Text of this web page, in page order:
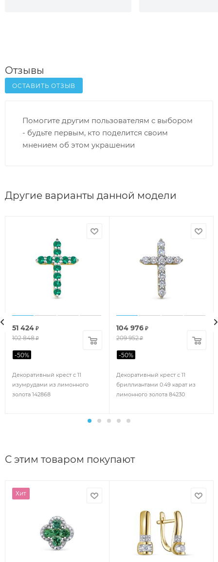
Отзывы
ОСТАВИТЬ ОТЗЫВ
Помогите другим пользователям с выбором
- будьте первым, кто поделится своим
мнением об этом украшении
Другие варианты данной модели
Декоративный крест с 11
изумрудами из лимонного
золота 142868
51 424 ₽
102 848₽
-50%
Декоративный крест с 11
бриллиантами 0.49 карат из
лимонного золота 84230
104 976 ₽
209 952₽
-50%
С этим товаром покупают
Хит